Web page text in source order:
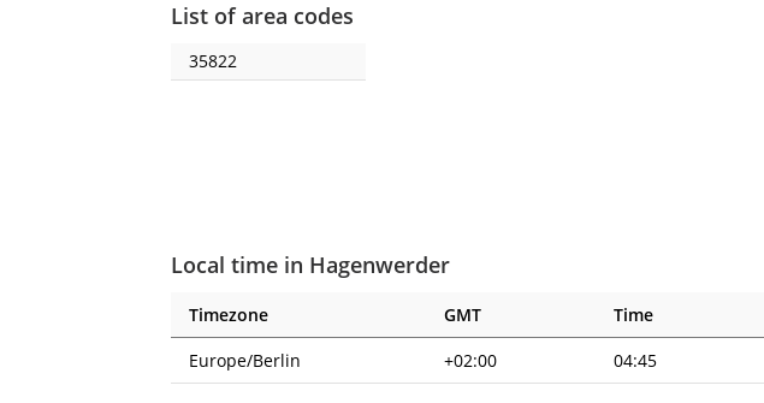
List of area codes
35822
Local time in Hagenwerder
Timezone GMT
Time
Europe/Berlin
+02:00 04:45